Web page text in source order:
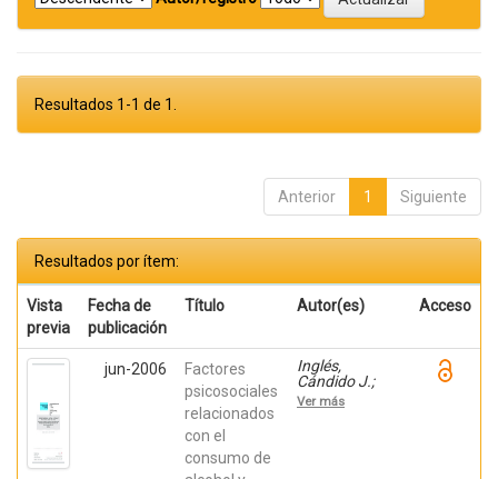
Resultados 1-1 de 1.
Anterior 1 Siguiente
Resultados por ítem:
Vista
previa
Fecha de
publicación
Título Autor(es) Acceso
jun-2006
Factores
psicosociales
relacionados
con el
consumo de
Inglés,
Cándido J.;
Delgado,
Beatriz;
Ver más